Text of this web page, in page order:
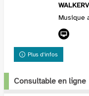
Musique
Plus d'infos
Consultable en ligne